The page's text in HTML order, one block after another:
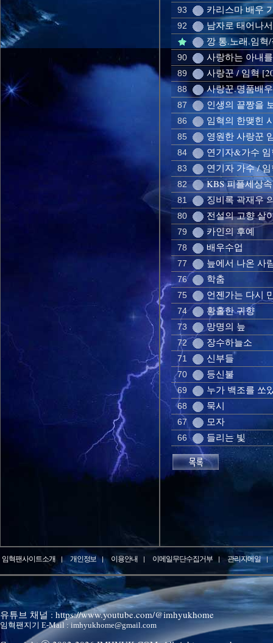
93 카리스마 배우
92
남자로 태어나
깡 통.노래.임혁
90 사랑하는 아내
89 사랑꾼 / 임혁
88 사랑꾼.명품배
87 인생의 끝짱을
86 임혁의 한맺힌
85 영원한 사랑꾼
84 연기자&가수
83 연기자 가수 /
82 KBS 피플세상
81 징비록 곽재우
80 전설의 고향 살
79 카인의 후예
78 배우수업
77 늪에서 나온 사
76 학춤
75 언젠가는 다시
74 황홀한 귀향
73 망명의 늪
72 장수하늘소
71 신부들
70 등신불
69 누가 백조를 쏘
68 묵시
67 모자
66 들리는 빛
임혁팬사이트소개 개인정보 이용안내 이메일무단수집거부 관리자메일
유튜브 채널 : https://www.youtube.com/@imhyukhome
임혁팬지기 E-Mail : imhyukhome@gmail.com